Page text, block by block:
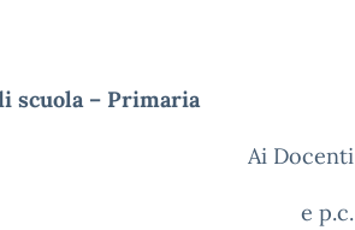
scuola – Primaria